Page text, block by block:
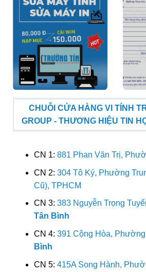
CHUỖI CỬA HÀNG VI TÍNH
GROUP - THƯƠNG HIỆU TIN
CN 1: 881 Phan Văn Trị,
CN 2: 304 Tô Ký, Phường
Cũ), TPHCM
CN 3: 383 Nguyễn Trọng
Tân Bình
CN 4: 391 Cộng Hòa,
Bình
CN 5: 415A Song Hành,